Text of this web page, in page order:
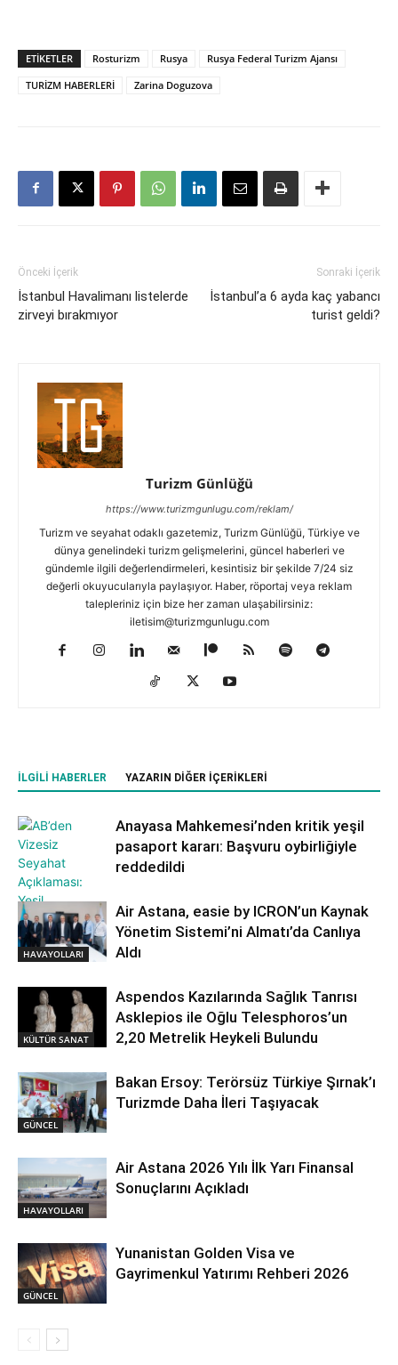
ETIKETLER Rosturizm Rusya
Rusya Federal Turizm Ajansı
TURİZM HABERLERİ
Zarina Doguzova
Önceki İçerik
İstanbul Havalimanı listelerde
zirveyi bırakmıyor
Sonraki İçerik
İstanbul’a 6 ayda kaç yabancı
turist geldi?
Turizm Günlüğü
https://www.turizmgunlugu.com/reklam/
Turizm ve seyahat odaklı gazetemiz, Turizm Günlüğü, Türkiye ve
dünya genelindeki turizm gelişmelerini, güncel haberleri ve
gündemle ilgili değerlendirmeleri, kesintisiz bir şekilde 7/24 siz
değerli okuyucularıyla paylaşıyor. Haber, röportaj veya reklam
talepleriniz için bize her zaman ulaşabilirsiniz:
iletisim@turizmgunlugu.com
İLGILI HABERLER YAZARIN DIĞER İÇERIKLERI
GÜNCEL
Anayasa Mahkemesi’nden kritik yeşil
pasaport kararı: Başvuru oybirliğiyle
reddedildi
HAVAYOLLARI
Air Astana, easie by ICRON’un Kaynak
Yönetim Sistemi’ni Almatı’da Canlıya
Aldı
KÜLTÜR SANAT
Aspendos Kazılarında Sağlık Tanrısı
Asklepios ile Oğlu Telesphoros’un
2,20 Metrelik Heykeli Bulundu
GÜNCEL
Bakan Ersoy: Terörsüz Türkiye Şırnak’ı
Turizmde Daha İleri Taşıyacak
HAVAYOLLARI
Air Astana 2026 Yılı İlk Yarı Finansal
Sonuçlarını Açıkladı
GÜNCEL
Yunanistan Golden Visa ve
Gayrimenkul Yatırımı Rehberi 2026